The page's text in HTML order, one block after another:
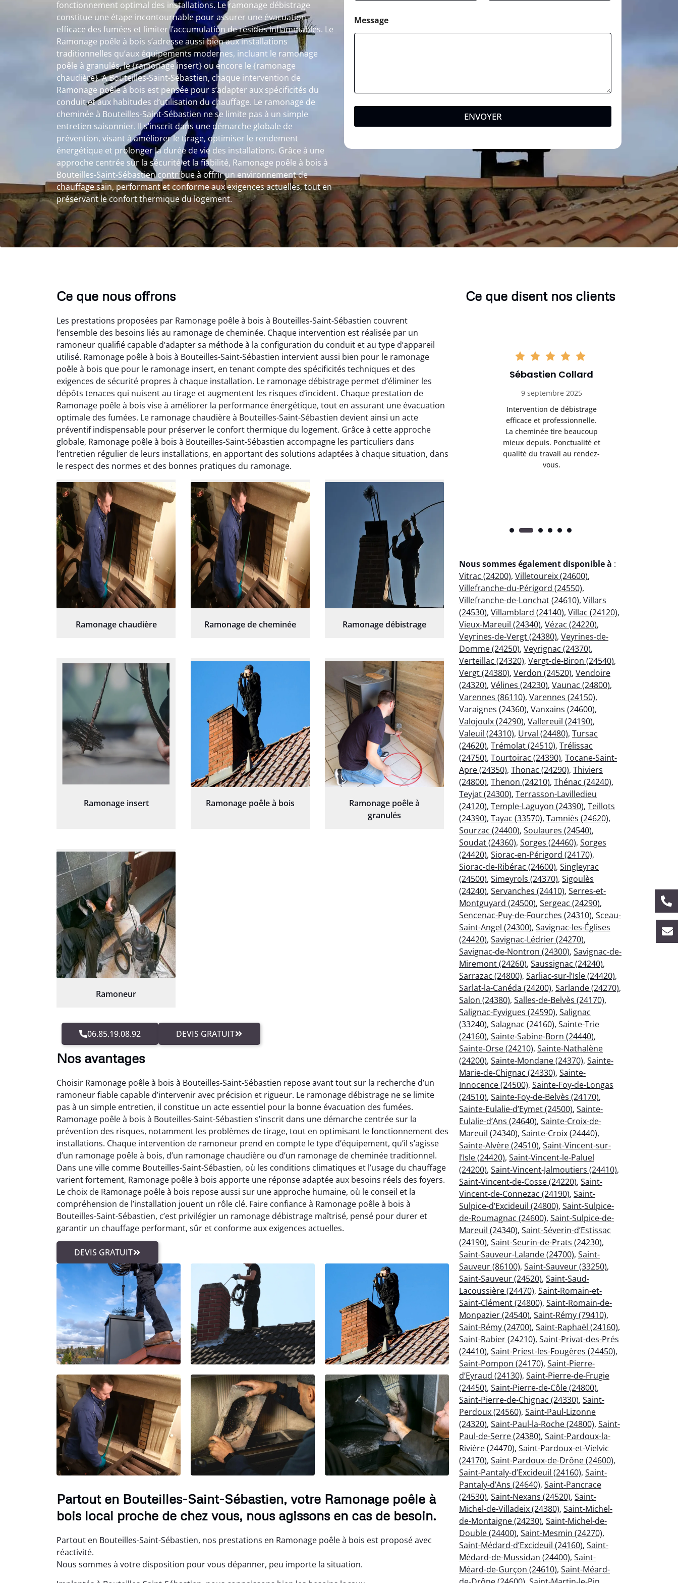
fonctionnement optimal des installations. Le ramonage débistrage
constitue une étape incontournable pour assurer une évacuation
efficace des fumées et limiter l’accumulation de résidus inflammables. Le
Ramonage poêle à bois s’adresse aussi bien aux installations
traditionnelles qu’aux équipements modernes, incluant le ramonage
poêle à granulés, le {ramonage insert} ou encore le {ramonage
chaudière}. A Bouteilles-Saint-Sébastien, chaque intervention de
Ramonage poêle à bois est pensée pour s’adapter aux spécificités du
conduit et aux habitudes d’utilisation du chauffage. Le ramonage de
cheminée à Bouteilles-Saint-Sébastien ne se limite pas à un simple
entretien saisonnier. Il s’inscrit dans une démarche globale de
prévention, visant à améliorer le tirage, optimiser le rendement
énergétique et prolonger la durée de vie des installations. Grâce à une
approche centrée sur la sécurité et la fiabilité, Ramonage poêle à bois à
Bouteilles-Saint-Sébastien contribue à offrir un environnement de
chauffage sain, performant et conforme aux exigences actuelles, tout en
préservant le confort thermique du logement.
Message
ENVOYER
Ce que nous offrons
Les prestations proposées par Ramonage poêle à bois à Bouteilles-Saint-Sébastien couvrent
l’ensemble des besoins liés au ramonage de cheminée. Chaque intervention est réalisée par un
ramoneur qualifié capable d’adapter sa méthode à la configuration du conduit et au type d’appareil
utilisé. Ramonage poêle à bois à Bouteilles-Saint-Sébastien intervient aussi bien pour le ramonage
poêle à bois que pour le ramonage insert, en tenant compte des spécificités techniques et des
exigences de sécurité propres à chaque installation. Le ramonage débistrage permet d’éliminer les
dépôts tenaces qui nuisent au tirage et augmentent les risques d’incident. Chaque prestation de
Ramonage poêle à bois vise à améliorer la performance énergétique, tout en assurant une évacuation
optimale des fumées. Le ramonage chaudière à Bouteilles-Saint-Sébastien devient ainsi un acte
préventif indispensable pour préserver le confort thermique du logement. Grâce à cette approche
globale, Ramonage poêle à bois à Bouteilles-Saint-Sébastien accompagne les particuliers dans
l’entretien régulier de leurs installations, en apportant des solutions adaptées à chaque situation, dans
le respect des normes et des bonnes pratiques du ramonage.
Ramonage chaudière Ramonage de cheminée Ramonage débistrage
Ramonage insert Ramonage poêle à bois
Ramonage poêle à
granulés
Ramoneur
06.85.19.08.92 DEVIS GRATUIT
Nos avantages
Choisir Ramonage poêle à bois à Bouteilles-Saint-Sébastien repose avant tout sur la recherche d’un
ramoneur fiable capable d’intervenir avec précision et rigueur. Le ramonage débistrage ne se limite
pas à un simple entretien, il constitue un acte essentiel pour la bonne évacuation des fumées.
Ramonage poêle à bois à Bouteilles-Saint-Sébastien s’inscrit dans une démarche centrée sur la
prévention des risques, notamment les problèmes de tirage, tout en optimisant le fonctionnement des
installations. Chaque intervention de ramoneur prend en compte le type d’équipement, qu’il s’agisse
d’un ramonage poêle à bois, d’un ramonage chaudière ou d’un ramonage de cheminée traditionnel.
Dans une ville comme Bouteilles-Saint-Sébastien, où les conditions climatiques et l’usage du chauffage
varient fortement, Ramonage poêle à bois apporte une réponse adaptée aux besoins réels des foyers.
Le choix de Ramonage poêle à bois repose aussi sur une approche humaine, où le conseil et la
compréhension de l’installation jouent un rôle clé. Faire confiance à Ramonage poêle à bois à
Bouteilles-Saint-Sébastien, c’est privilégier un ramonage débistrage maîtrisé, pensé pour durer et
garantir un chauffage performant, sûr et conforme aux exigences actuelles.
DEVIS GRATUIT
Partout en Bouteilles-Saint-Sébastien, votre Ramonage poêle à
bois local proche de chez vous, nous agissons en cas de besoin.
Partout en Bouteilles-Saint-Sébastien, nos prestations en Ramonage poêle à bois est proposé avec
réactivité.
Nous sommes à votre disposition pour vous dépanner, peu importe la situation.
Ce que disent nos clients
Loïc Marchand
24 janvier 2026
Très bon travail de
débistrage et ramonage.
Cheminée parfaitement
nettoyée et fonctionnement
nettement amélioré. Je
recommande sans
Claire Vautrin
21 juin 2025
Ramonage très bien réalisé,
travail propre et soigné.
Toutes les explications ont
été claires et le conduit a été
laissé impeccable. Service
Sébastien Collard
9 septembre 2025
Intervention de débistrage
efficace et professionnelle.
La cheminée tire beaucoup
mieux depuis. Ponctualité et
qualité du travail au rendez-
vous.
Nous sommes également disponible à :
Vitrac (24200), Villetoureix (24600),
Villefranche-du-Périgord (24550),
Villefranche-de-Lonchat (24610), Villars
(24530), Villamblard (24140), Villac (24120),
Vieux-Mareuil (24340), Vézac (24220),
Veyrines-de-Vergt (24380), Veyrines-de-
Domme (24250), Veyrignac (24370),
Verteillac (24320), Vergt-de-Biron (24540),
Vergt (24380), Verdon (24520), Vendoire
(24320), Vélines (24230), Vaunac (24800),
Varennes (86110), Varennes (24150),
Varaignes (24360), Vanxains (24600),
Valojoulx (24290), Vallereuil (24190),
Valeuil (24310), Urval (24480), Tursac
(24620), Trémolat (24510), Trélissac
(24750), Tourtoirac (24390), Tocane-Saint-
Apre (24350), Thonac (24290), Thiviers
(24800), Thenon (24210), Thénac (24240),
Teyjat (24300), Terrasson-Lavilledieu
(24120), Temple-Laguyon (24390), Teillots
(24390), Tayac (33570), Tamniès (24620),
Sourzac (24400), Soulaures (24540),
Soudat (24360), Sorges (24460), Sorges
(24420), Siorac-en-Périgord (24170),
Siorac-de-Ribérac (24600), Singleyrac
(24500), Simeyrols (24370), Sigoulès
(24240), Servanches (24410), Serres-et-
Montguyard (24500), Sergeac (24290),
Sencenac-Puy-de-Fourches (24310), Sceau-
Saint-Angel (24300), Savignac-les-Églises
(24420), Savignac-Lédrier (24270),
Savignac-de-Nontron (24300), Savignac-de-
Miremont (24260), Saussignac (24240),
Sarrazac (24800), Sarliac-sur-l’Isle (24420),
Sarlat-la-Canéda (24200), Sarlande (24270),
Salon (24380), Salles-de-Belvès (24170),
Salignac-Eyvigues (24590), Salignac
(33240), Salagnac (24160), Sainte-Trie
(24160), Sainte-Sabine-Born (24440),
Sainte-Orse (24210), Sainte-Nathalène
(24200), Sainte-Mondane (24370), Sainte-
Marie-de-Chignac (24330), Sainte-
Innocence (24500), Sainte-Foy-de-Longas
(24510), Sainte-Foy-de-Belvès (24170),
Sainte-Eulalie-d’Eymet (24500), Sainte-
Eulalie-d’Ans (24640), Sainte-Croix-de-
Mareuil (24340), Sainte-Croix (24440),
Sainte-Alvère (24510), Saint-Vincent-sur-
l’Isle (24420), Saint-Vincent-le-Paluel
(24200), Saint-Vincent-Jalmoutiers (24410),
Saint-Vincent-de-Cosse (24220), Saint-
Vincent-de-Connezac (24190), Saint-
Sulpice-d’Excideuil (24800), Saint-Sulpice-
de-Roumagnac (24600), Saint-Sulpice-de-
Mareuil (24340), Saint-Séverin-d’Estissac
(24190), Saint-Seurin-de-Prats (24230),
Saint-Sauveur-Lalande (24700), Saint-
Sauveur (86100), Saint-Sauveur (33250),
Saint-Sauveur (24520), Saint-Saud-
Lacoussière (24470), Saint-Romain-et-
Saint-Clément (24800), Saint-Romain-de-
Monpazier (24540), Saint-Rémy (79410),
Saint-Rémy (24700), Saint-Raphaël (24160),
Saint-Rabier (24210), Saint-Privat-des-Prés
(24410), Saint-Priest-les-Fougères (24450),
Saint-Pompon (24170), Saint-Pierre-
d’Eyraud (24130), Saint-Pierre-de-Frugie
(24450), Saint-Pierre-de-Côle (24800),
Saint-Pierre-de-Chignac (24330), Saint-
Perdoux (24560), Saint-Paul-Lizonne
(24320), Saint-Paul-la-Roche (24800), Saint-
Paul-de-Serre (24380), Saint-Pardoux-la-
Rivière (24470), Saint-Pardoux-et-Vielvic
(24170), Saint-Pardoux-de-Drône (24600),
Saint-Pantaly-d’Excideuil (24160), Saint-
Pantaly-d’Ans (24640), Saint-Pancrace
(24530), Saint-Nexans (24520), Saint-
Michel-de-Villadeix (24380), Saint-Michel-
de-Montaigne (24230), Saint-Michel-de-
Double (24400), Saint-Mesmin (24270),
Saint-Médard-d’Excideuil (24160), Saint-
Médard-de-Mussidan (24400), Saint-
Méard-de-Gurçon (24610), Saint-Méard-